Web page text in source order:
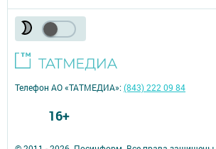
Телефон АО «ТАТМЕДИА»:(843) 222 09 84
16+